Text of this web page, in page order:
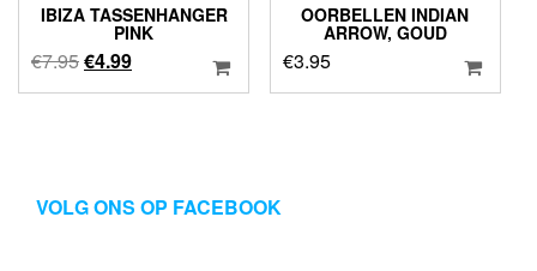
IBIZA TASSENHANGER
PINK
€7.95Oorspronkelijke
prijs
€4.99Huidige
prijs
OORBELLEN INDIAN
ARROW, GOUD
€3.95
VOLG ONS OP FACEBOOK